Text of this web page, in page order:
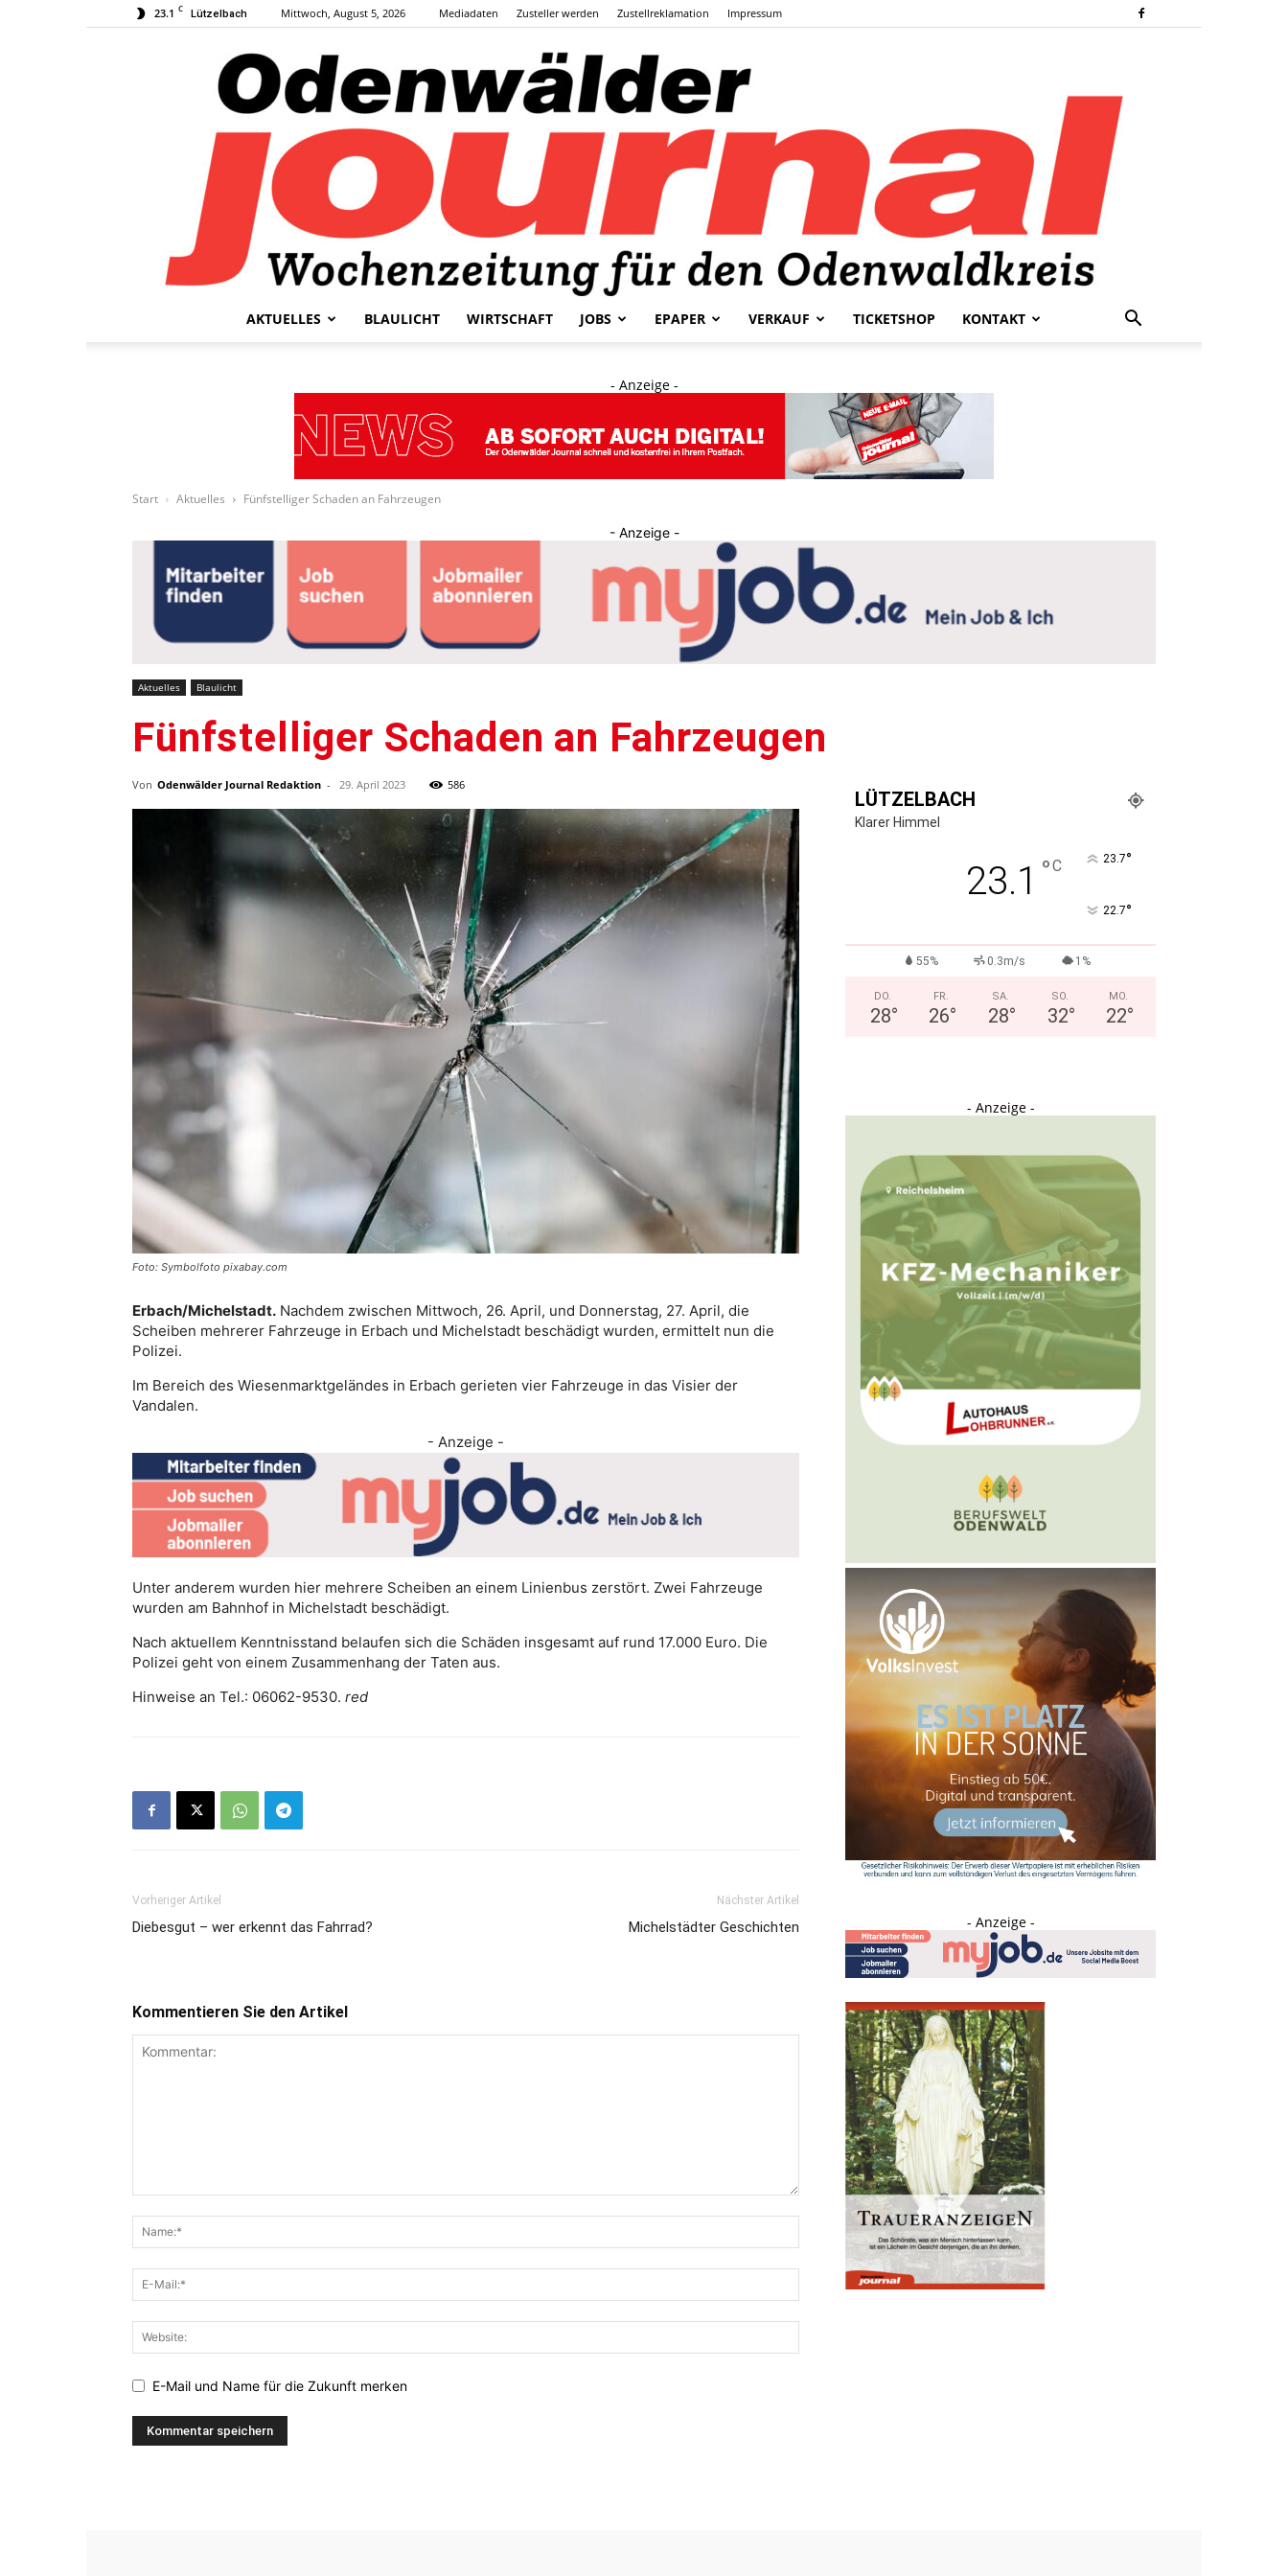
23.1 C Lützelbach Mittwoch, August 5, 2026 Mediadaten Zusteller werden Zustellreklamation Impressum
Journal
AKTUELLES BLAULICHT WIRTSCHAFT JOBS EPAPER VERKAUF TICKETSHOP KONTAKT
- Anzeige -
Start Aktuelles Fünfstelliger Schaden an Fahrzeugen
- Anzeige -
Aktuelles Blaulicht
Fünfstelliger Schaden an Fahrzeugen
Von Odenwälder Journal Redaktion - 29. April 2023 586
Foto: Symbolfoto pixabay.com
Erbach/Michelstadt. Nachdem zwischen Mittwoch, 26. April, und Donnerstag, 27. April, die
Scheiben mehrerer Fahrzeuge in Erbach und Michelstadt beschädigt wurden, ermittelt nun die
Polizei.
Im Bereich des Wiesenmarktgeländes in Erbach gerieten vier Fahrzeuge in das Visier der
Vandalen.
- Anzeige -
Unter anderem wurden hier mehrere Scheiben an einem Linienbus zerstört. Zwei Fahrzeuge
wurden am Bahnhof in Michelstadt beschädigt.
Nach aktuellem Kenntnisstand belaufen sich die Schäden insgesamt auf rund 17.000 Euro. Die
Polizei geht von einem Zusammenhang der Taten aus.
Hinweise an Tel.: 06062-9530. red
Vorheriger Artikel
Diebesgut – wer erkennt das Fahrrad?
Nächster Artikel
Michelstädter Geschichten
Kommentieren Sie den Artikel
E-Mail und Name für die Zukunft merken
LÜTZELBACH
Klarer Himmel
23.1 °C 23.7°
22.7°
55% 0.3m/s 1%
DO.
28°
FR.
26°
SA.
28°
SO.
32°
MO.
22°
- Anzeige -
- Anzeige -